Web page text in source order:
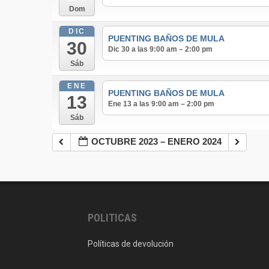
Dom
DIC
30
Sáb
PUENTING BAÑOS DE MULA
Dic 30 a las 9:00 am – 2:00 pm
ENE
13
Sáb
PUENTING BAÑOS DE MULA
Ene 13 a las 9:00 am – 2:00 pm
OCTUBRE 2023 – ENERO 2024
POLITICAS
Políticas de devolución